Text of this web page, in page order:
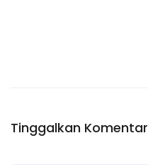
Tinggalkan Komentar